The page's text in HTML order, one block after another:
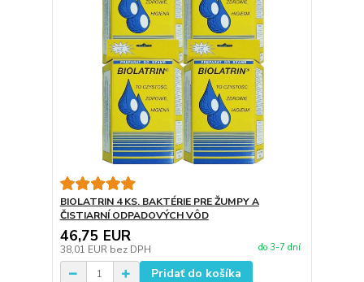
BIOLATRIN 4 KS. BAKTÉRIE PRE ŽUMPY A
ČISTIARNÍ ODPADOVÝCH VÔD
46,75 EUR
38,01 EUR bez DPH do 3-7 dní
Pridať do košíka